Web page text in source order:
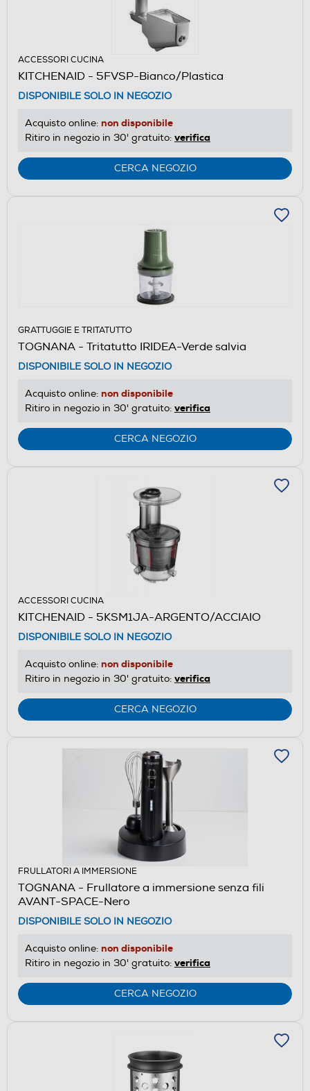
ACCESSORI CUCINA
KITCHENAID - 5FVSP-Bianco/Plastica
DISPONIBILE SOLO IN NEGOZIO
Acquisto online: non disponibile
Ritiro in negozio in 30' gratuito: verifica
CERCA NEGOZIO
GRATTUGGIE E TRITATUTTO
TOGNANA - Tritatutto IRIDEA-Verde salvia
DISPONIBILE SOLO IN NEGOZIO
Acquisto online: non disponibile
Ritiro in negozio in 30' gratuito: verifica
CERCA NEGOZIO
ACCESSORI CUCINA
KITCHENAID - 5KSM1JA-ARGENTO/ACCIAIO
DISPONIBILE SOLO IN NEGOZIO
Acquisto online: non disponibile
Ritiro in negozio in 30' gratuito: verifica
CERCA NEGOZIO
FRULLATORI A IMMERSIONE
TOGNANA - Frullatore a immersione senza fili
AVANT-SPACE-Nero
DISPONIBILE SOLO IN NEGOZIO
Acquisto online: non disponibile
Ritiro in negozio in 30' gratuito: verifica
CERCA NEGOZIO